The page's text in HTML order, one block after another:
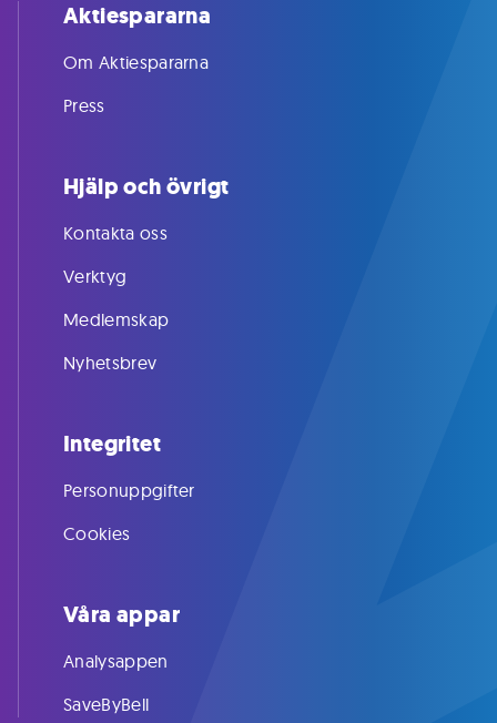
Aktiespararna
Om Aktiespararna
Press
Hjälp och övrigt
Kontakta oss
Verktyg
Medlemskap
Nyhetsbrev
Integritet
Personuppgifter
Cookies
Våra appar
Analysappen
SaveByBell